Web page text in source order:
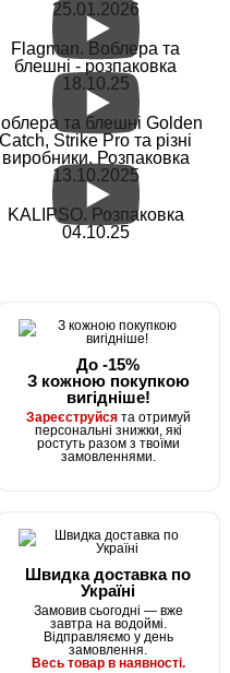
2 шт.
30m. 0,18mm
В наявності
2 шт.
30m. 0,20mm
25.01.2026
Flagman. Воблера та
блешні - розпаковка
18.10.25
та блешні Golden
Catch, Strike Pro та різні
виробники. Розпаковка
13.10.2025
KALIPSO. Розпаковка
04.10.25
До -15%
З кожною покупкою
вигідніше!
Зареєструйсята отримуй
персональні знижки, які
ростуть разом з твоїми
замовленнями.
Швидка доставка по
Україні
Замовив сьогодні — вже
завтра на водоймі.
Відправляємо у день
замовлення.
Весь товар в наявності.